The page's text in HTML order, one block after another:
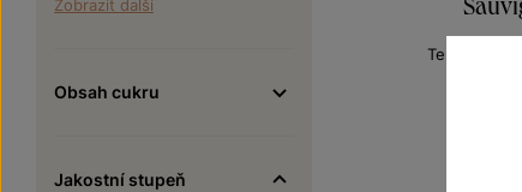
Zobrazit další
Obsah cukru
Jakostní stupeň
Terroir -